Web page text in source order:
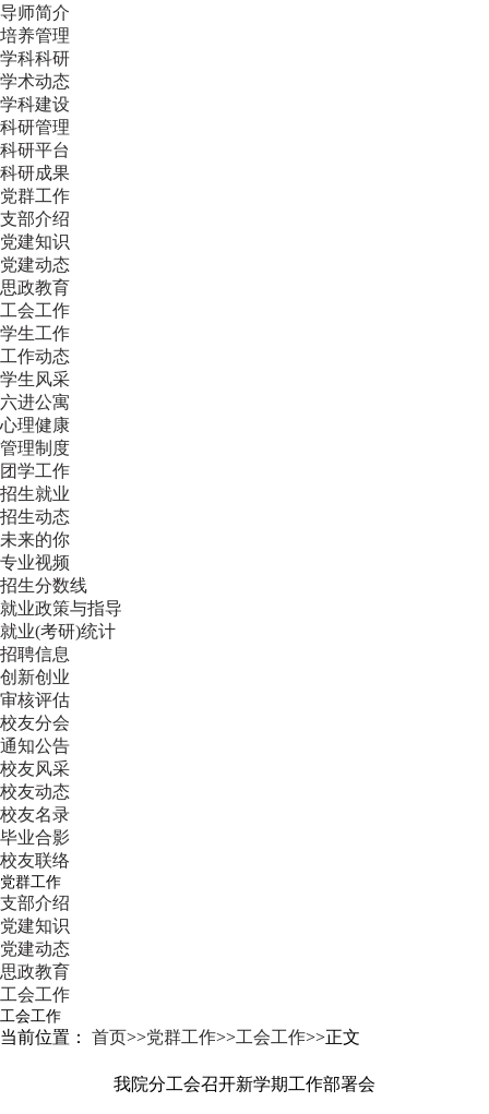
导师简介
培养管理
学科科研
学术动态
学科建设
科研管理
科研平台
科研成果
党群工作
支部介绍
党建知识
党建动态
思政教育
工会工作
学生工作
工作动态
学生风采
六进公寓
心理健康
管理制度
团学工作
招生就业
招生动态
未来的你
专业视频
招生分数线
就业政策与指导
就业(考研)统计
招聘信息
创新创业
审核评估
校友分会
通知公告
校友风采
校友动态
校友名录
毕业合影
校友联络
党群工作
支部介绍
党建知识
党建动态
思政教育
工会工作
工会工作
当前位置： 首页>>党群工作>>工会工作>>正文
我院分工会召开新学期工作部署会